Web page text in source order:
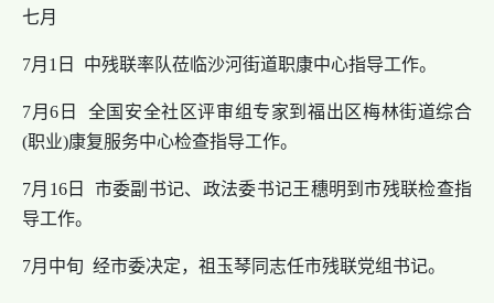
七月
7月1日 中残联率队莅临沙河街道职康中心指导工作。
7月6日 全国安全社区评审组专家到福出区梅林街道综合
(职业)康复服务中心检查指导工作。
7月16日 市委副书记、政法委书记王穗明到市残联检查指
导工作。
7月中旬 经市委决定，祖玉琴同志任市残联党组书记。